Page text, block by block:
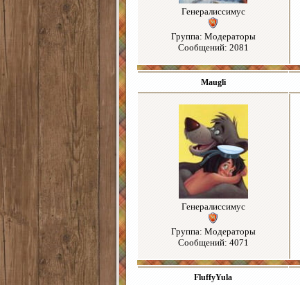
Генералиссимус
Группа: Модераторы
Сообщений: 2081
Maugli
Генералиссимус
Группа: Модераторы
Сообщений: 4071
FluffyYula